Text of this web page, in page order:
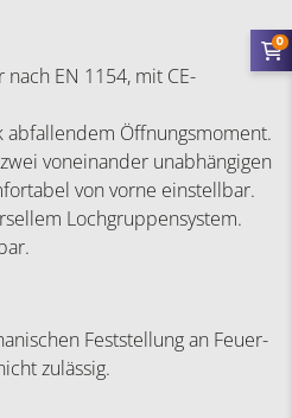
EN 1154, mit CE-
abfallendem Öffnungsmoment.
voneinander unabhängigen
von vorne einstellbar.
Lochgruppensystem.
Feststellung an Feuer-
zulässig.
0